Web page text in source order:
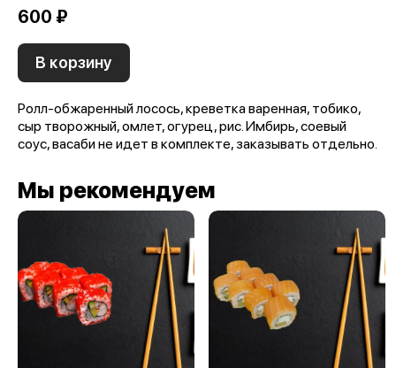
600 ₽
В корзину
Ролл-обжаренный лосось, креветка варенная, тобико,
сыр творожный, омлет, огурец, рис. Имбирь, соевый
соус, васаби не идет в комплекте, заказывать отдельно.
Мы рекомендуем